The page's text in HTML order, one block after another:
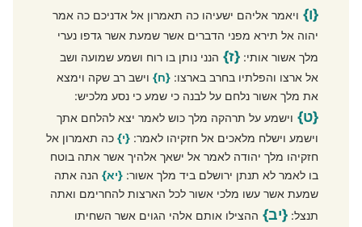
{ו} ויאמר אליהם ישעיהו כה תאמרון אל אדניכם כה אמר
יהוה אל תירא מפני הדברים אשר שמעת אשר גדפו נערי
מלך אשור אותי:{ז} הנני נותן בו רוח ושמע שמועה ושב
אל ארצו והפלתיו בחרב בארצו:{ח} וישב רב שקה וימצא
את מלך אשור נלחם על לבנה כי שמע כי נסע מלכיש:
{ט} וישמע על תרהקה מלך כוש לאמר יצא להלחם אתך
וישמע וישלח מלאכים אל חזקיהו לאמר:{י} כה תאמרון אל
חזקיהו מלך יהודה לאמר אל ישאך אלהיך אשר אתה בוטח
בו לאמר לא תנתן ירושלם ביד מלך אשור:{יא} הנה אתה
שמעת אשר עשו מלכי אשור לכל הארצות להחרימם ואתה
תנצל:{יב} ההצילו אותם אלהי הגוים אשר השחיתו